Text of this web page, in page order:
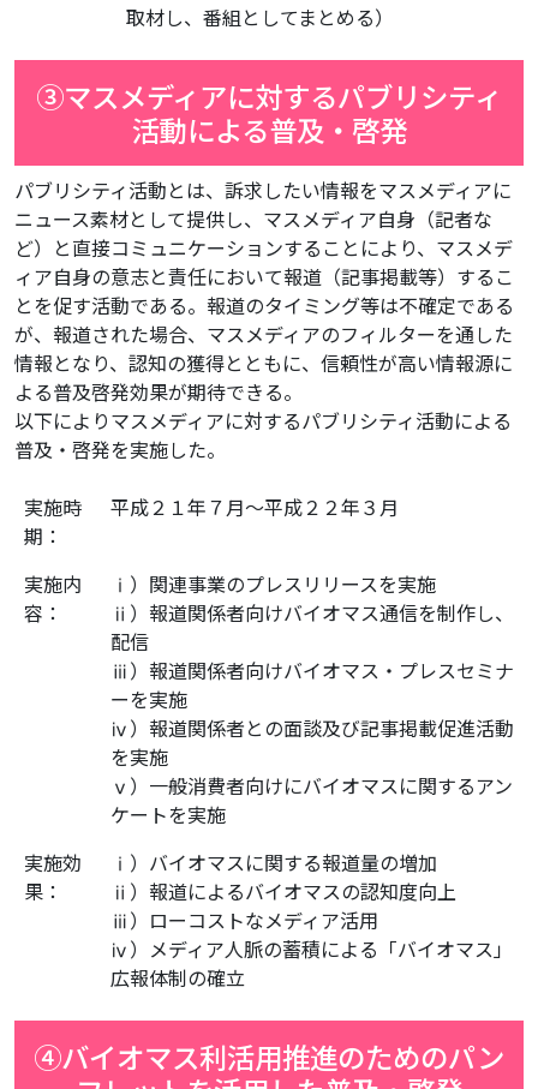
取材し、番組としてまとめる）
③マスメディアに対するパブリシティ
活動による普及・啓発
パブリシティ活動とは、訴求したい情報をマスメディアに
ニュース素材として提供し、マスメディア自身（記者な
ど）と直接コミュニケーションすることにより、マスメデ
ィア自身の意志と責任において報道（記事掲載等）するこ
とを促す活動である。報道のタイミング等は不確定である
が、報道された場合、マスメディアのフィルターを通した
情報となり、認知の獲得とともに、信頼性が高い情報源に
よる普及啓発効果が期待できる。
以下によりマスメディアに対するパブリシティ活動による
普及・啓発を実施した。
実施時
期：
平成２１年７月～平成２２年３月
実施内
容：
ⅰ）関連事業のプレスリリースを実施
ⅱ）報道関係者向けバイオマス通信を制作し、
配信
ⅲ）報道関係者向けバイオマス・プレスセミナ
ーを実施
ⅳ）報道関係者との面談及び記事掲載促進活動
を実施
ⅴ）一般消費者向けにバイオマスに関するアン
ケートを実施
実施効
果：
ⅰ）バイオマスに関する報道量の増加
ⅱ）報道によるバイオマスの認知度向上
ⅲ）ローコストなメディア活用
ⅳ）メディア人脈の蓄積による「バイオマス」
広報体制の確立
④バイオマス利活用推進のためのパン